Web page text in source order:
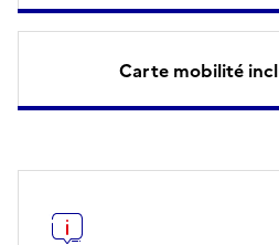
Carte mobilité